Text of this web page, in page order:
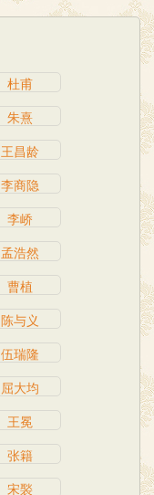
杜甫
朱熹
王昌龄
李商隐
李峤
孟浩然
曹植
陈与义
伍瑞隆
屈大均
王冕
张籍
宋褧